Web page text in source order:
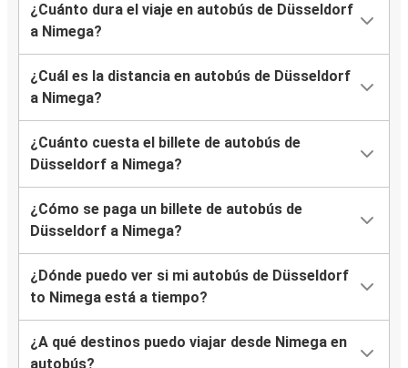
¿Cuánto dura el viaje en autobús de Düsseldorf
a Nimega?
¿Cuál es la distancia en autobús de Düsseldorf
a Nimega?
¿Cuánto cuesta el billete de autobús de
Düsseldorf a Nimega?
¿Cómo se paga un billete de autobús de
Düsseldorf a Nimega?
¿Dónde puedo ver si mi autobús de Düsseldorf
to Nimega está a tiempo?
¿A qué destinos puedo viajar desde Nimega en
autobús?